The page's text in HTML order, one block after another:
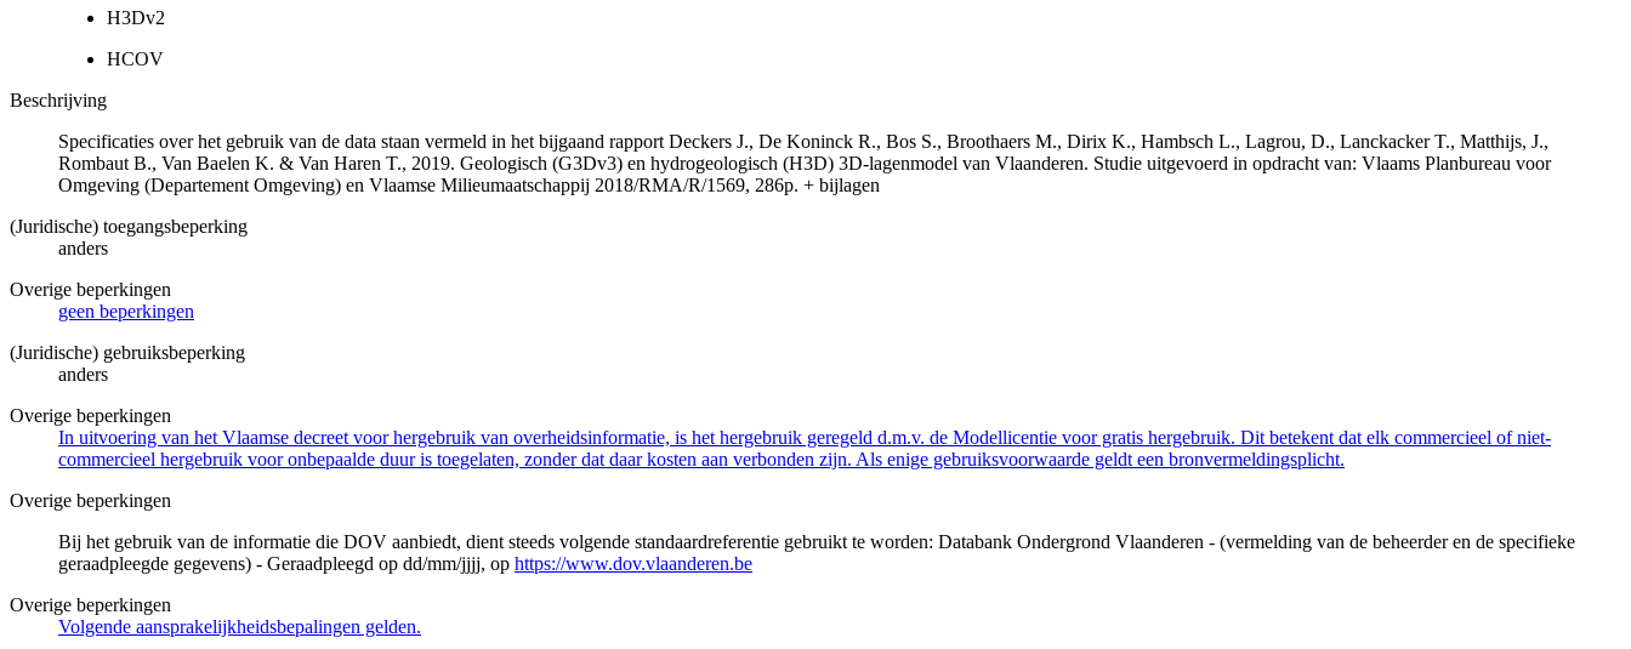
H3Dv2
HCOV
Beschrijving
Specificaties over het gebruik van de data staan vermeld in het bijgaand rapport Deckers J., De Koninck R., Bos S., Broothaers M., Dirix K., Hambsch L., Lagrou, D., Lanckacker T., Matthijs, J.,
Rombaut B., Van Baelen K. & Van Haren T., 2019. Geologisch (G3Dv3) en hydrogeologisch (H3D) 3D-lagenmodel van Vlaanderen. Studie uitgevoerd in opdracht van: Vlaams Planbureau voor
Omgeving (Departement Omgeving) en Vlaamse Milieumaatschappij 2018/RMA/R/1569, 286p. + bijlagen
(Juridische) toegangsbeperking
anders
Overige beperkingen
geen beperkingen
(Juridische) gebruiksbeperking
anders
Overige beperkingen
In uitvoering van het Vlaamse decreet voor hergebruik van overheidsinformatie, is het hergebruik geregeld d.m.v. de Modellicentie voor gratis hergebruik. Dit betekent dat elk commercieel of niet-
commercieel hergebruik voor onbepaalde duur is toegelaten, zonder dat daar kosten aan verbonden zijn. Als enige gebruiksvoorwaarde geldt een bronvermeldingsplicht.
Overige beperkingen
Bij het gebruik van de informatie die DOV aanbiedt, dient steeds volgende standaardreferentie gebruikt te worden: Databank Ondergrond Vlaanderen - (vermelding van de beheerder en de specifieke
geraadpleegde gegevens) - Geraadpleegd op dd/mm/jjjj, op https://www.dov.vlaanderen.be
Overige beperkingen
Volgende aansprakelijkheidsbepalingen gelden.